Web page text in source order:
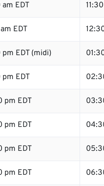
EDT
EDT
pm EDT (midi)
pm EDT
pm EDT
pm EDT
pm EDT
pm EDT